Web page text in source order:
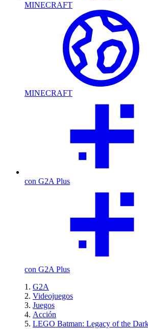
MINECRAFT
MINECRAFT
con G2A Plus
con G2A Plus
G2A
Videojuegos
Juegos
Acción
LEGO Batman: Legacy of the